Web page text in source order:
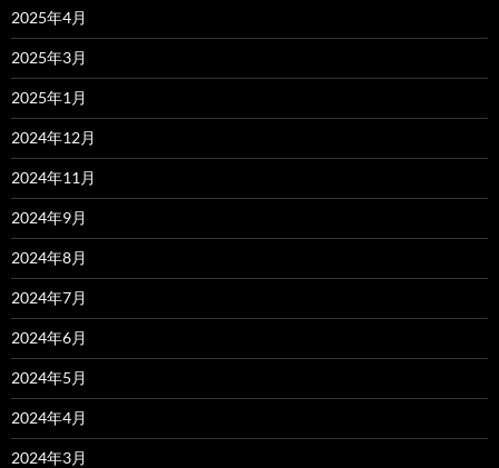
2025年4月
2025年3月
2025年1月
2024年12月
2024年11月
2024年9月
2024年8月
2024年7月
2024年6月
2024年5月
2024年4月
2024年3月